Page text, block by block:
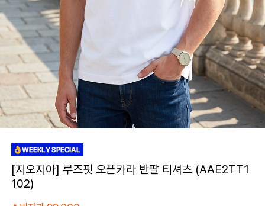
[지오지아] 루즈핏 오픈카라 반팔 티셔츠 (AAE2TT1
102)